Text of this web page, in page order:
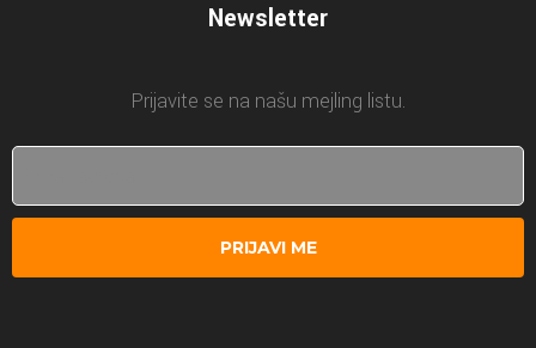
Newsletter
Prijavite se na našu mejling listu.
PRIJAVI ME